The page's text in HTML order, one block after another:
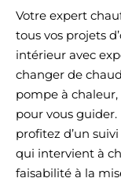
Votre expert
tous vos projets
intérieur avec
changer de
pompe à
pour vous guider.
profitez d’un
qui intervient à
faisabilité à la